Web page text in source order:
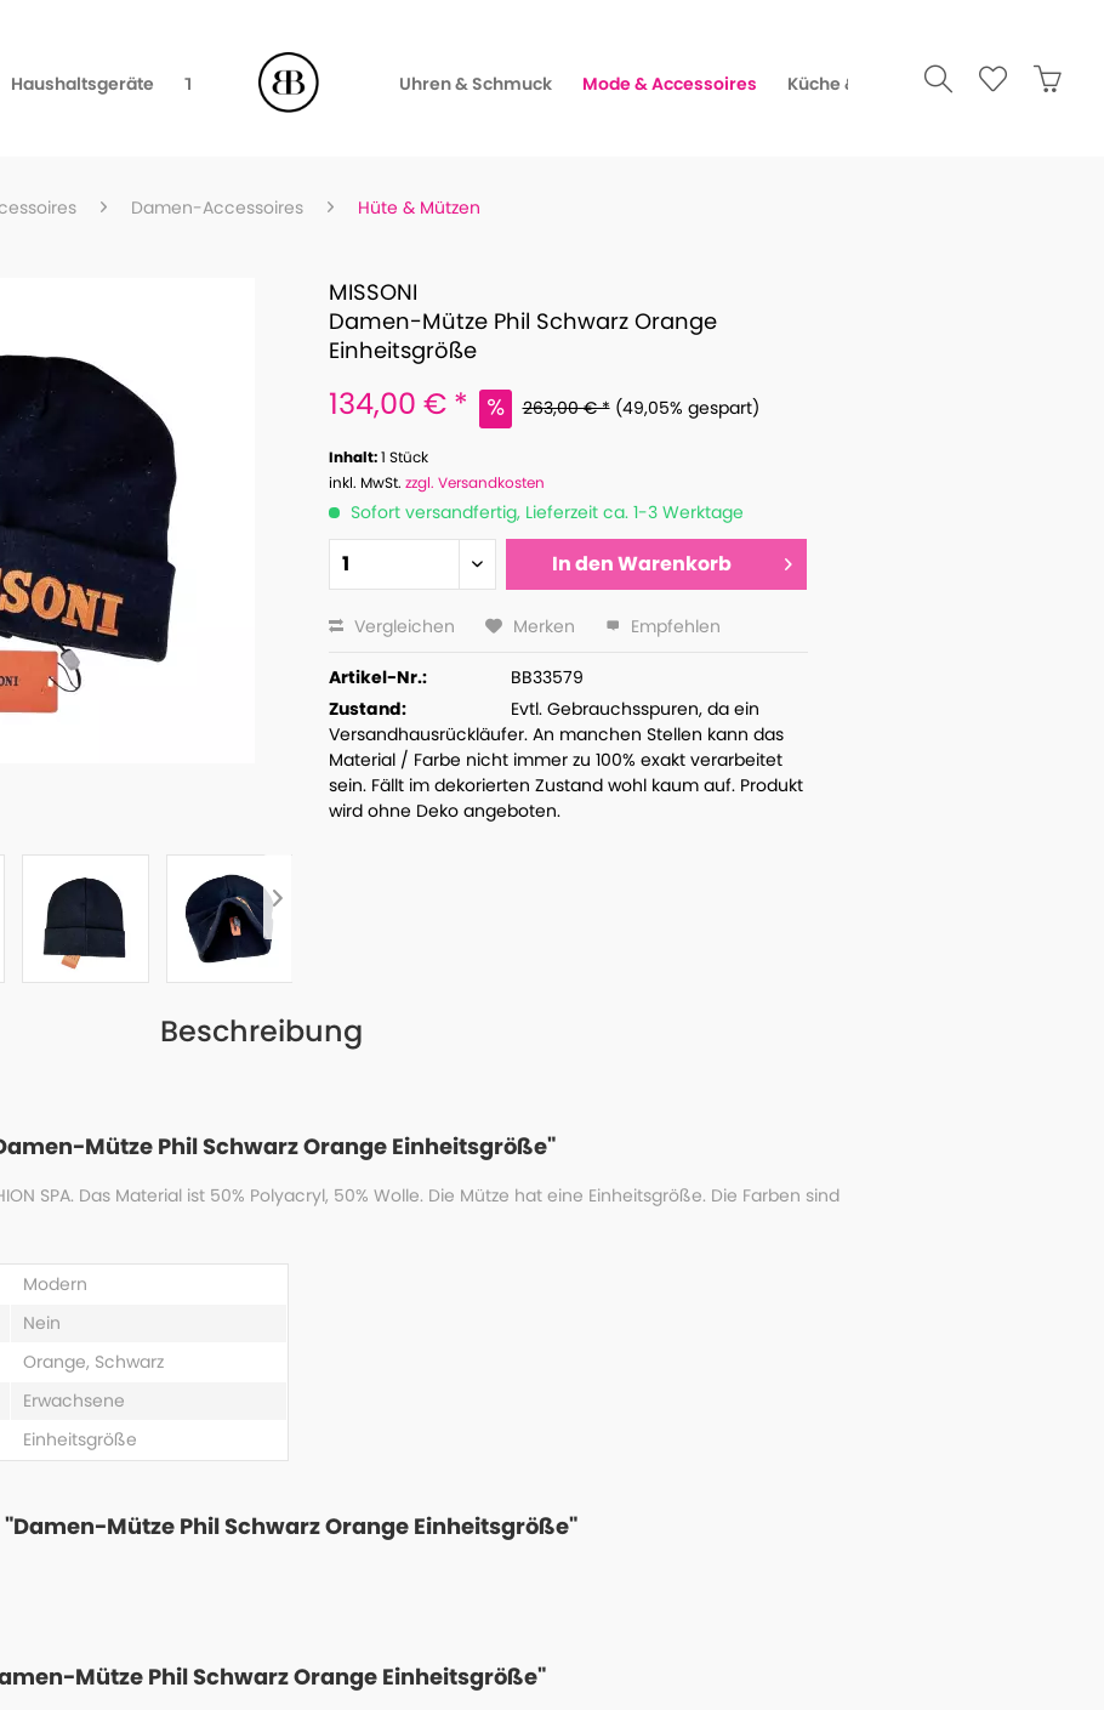
Haushaltsgeräte TV, Video & Audio Uhren & Schmuck Mode & Accessoires Küche & Gourmet
Damen-Accessoires Hüte & Mützen
MISSONI
Damen-Mütze Phil Schwarz Orange
Einheitsgröße
134,00 € * 263,00 € * (49,05% gespart)
Inhalt:1 Stück
inkl. MwSt. zzgl. Versandkosten
Sofort versandfertig, Lieferzeit ca. 1-3 Werktage
In denWarenkorb
Vergleichen Merken Empfehlen
Artikel-Nr.:
BB33579
Zustand:
Evtl. Gebrauchsspuren, da ein
Versandhausrückläufer. An manchen Stellen kann das
Material / Farbe nicht immer zu 100% exakt verarbeitet
sein. Fällt im dekorierten Zustand wohl kaum auf. Produkt
wird ohne Deko angeboten.
Beschreibung
Mütze Phil Schwarz Orange Einheitsgröße"
SPA. Das Material ist 50% Polyacryl, 50% Wolle. Die Mütze hat eine Einheitsgröße. Die Farben sind
Modern
Nein
Orange, Schwarz
Erwachsene
Einheitsgröße
Mütze Phil Schwarz Orange Einheitsgröße"
Mütze Phil Schwarz Orange Einheitsgröße"